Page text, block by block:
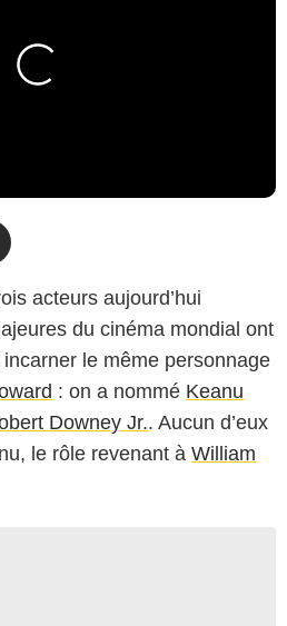
acteurs aujourd’hui
du cinéma mondial ont
le même personnage
: on a nommé Keanu
Downey Jr.. Aucun d’eux
le rôle revenant à William